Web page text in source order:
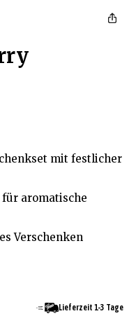
mit festlicher
aromatische
Verschenken
Lieferzeit 1-3 Tage